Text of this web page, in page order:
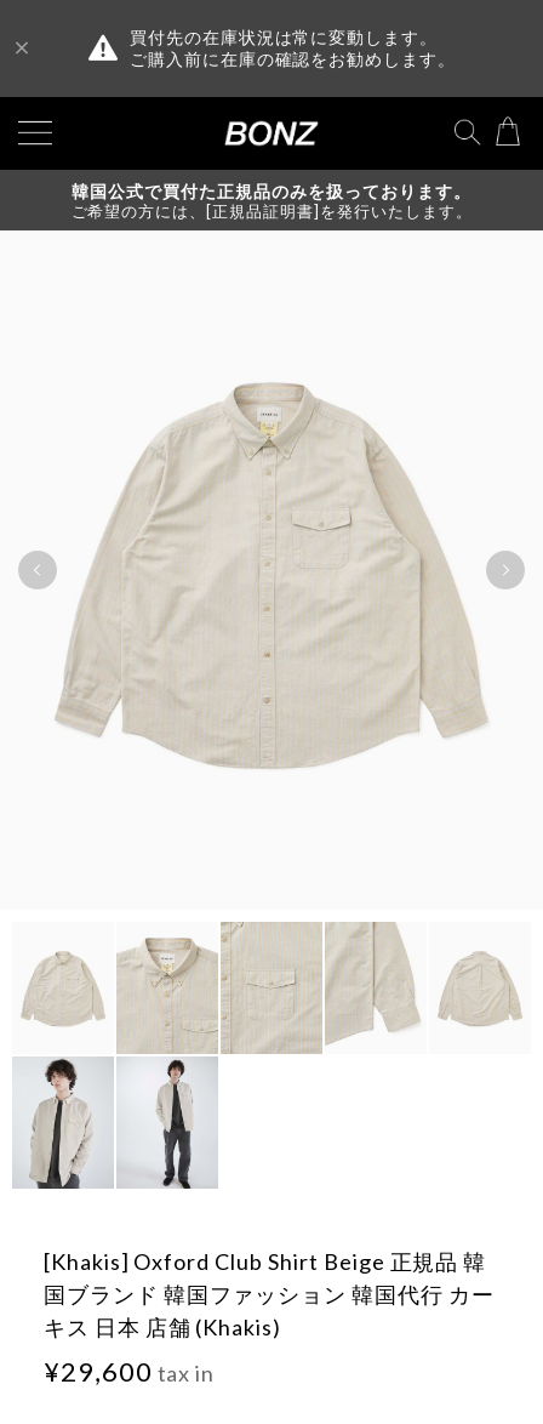
買付先の在庫状況は常に変動します。
ご購入前に在庫の確認をお勧めします。
韓国公式で買付た正規品のみを扱っております。
ご希望の方には、[正規品証明書]を発行いたします。
[Khakis] Oxford Club Shirt Beige 正規品 韓
国ブランド 韓国ファッション 韓国代行 カー
キス 日本 店舗 (Khakis)
¥29,600 tax in